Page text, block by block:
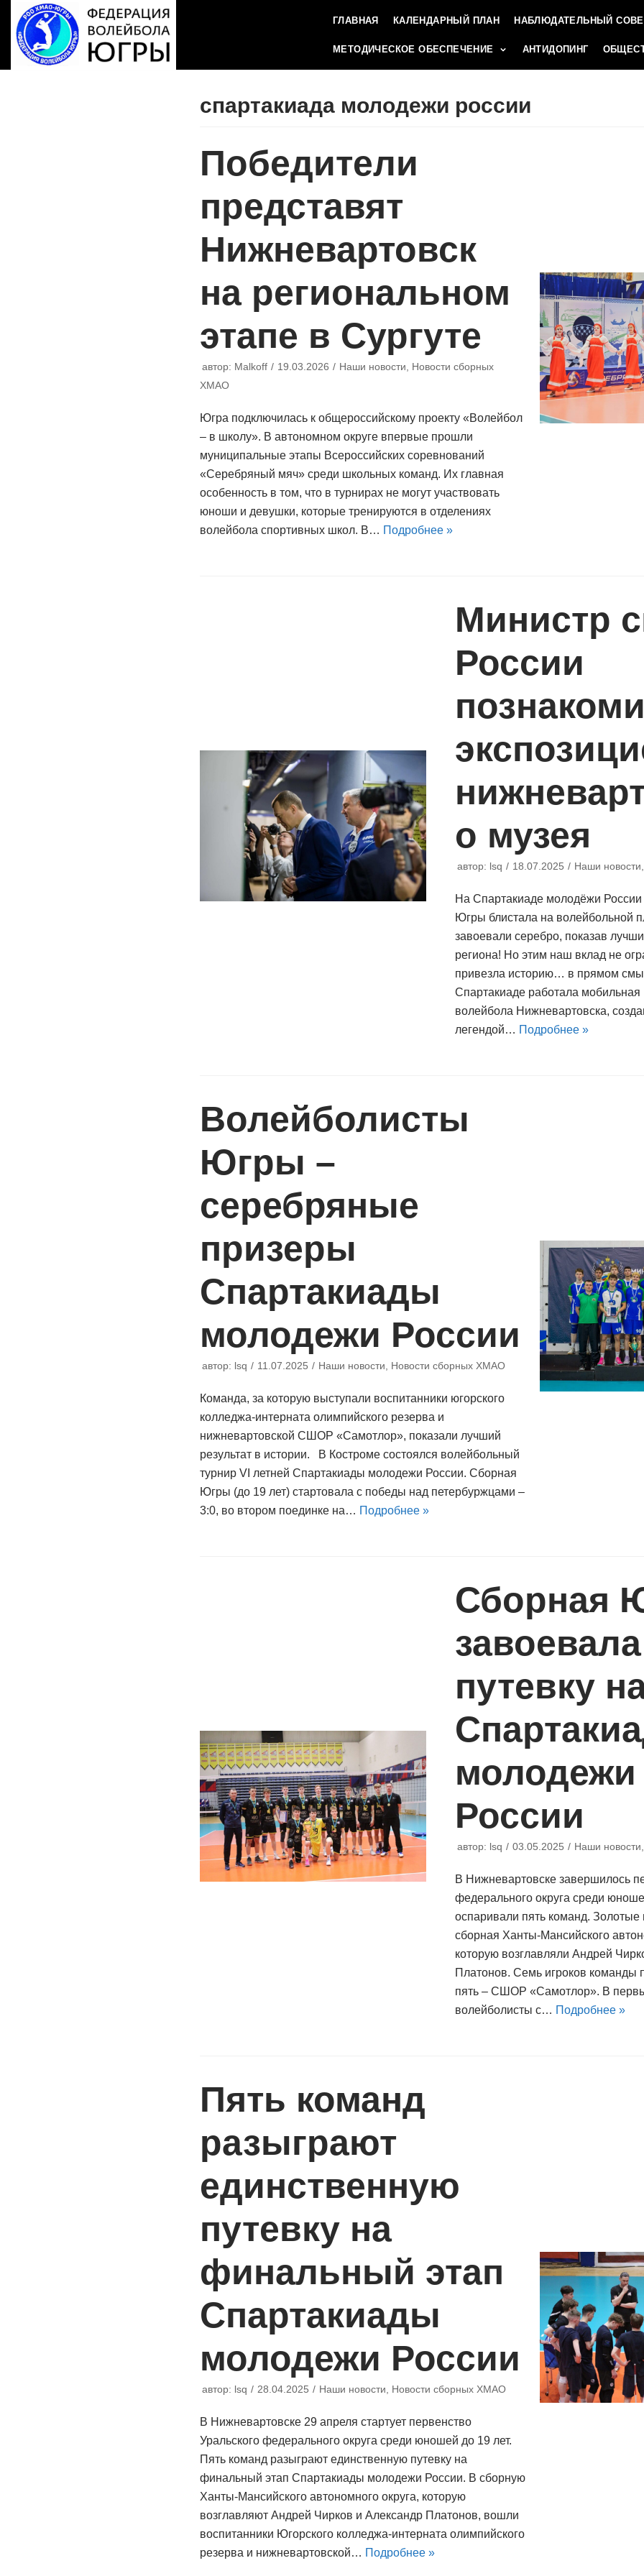
Перейти
к
содержимому
ГЛАВНАЯ КАЛЕНДАРНЫЙ ПЛАН НАБЛЮДАТЕЛЬНЫЙ
МЕТОДИЧЕСКОЕ ОБЕСПЕЧЕНИЕ АНТИДОПИНГ
спартакиада молодежи россии
Победители
представят
Нижневартовск
на региональном
этапе в Сургуте
автор: Malkoff 19.03.2026 Наши новости, Новости сборных
ХМАО
Югра подключилась к общероссийскому проекту «Волейбол
– в школу». В автономном округе впервые прошли
муниципальные этапы Всероссийских соревнований
«Серебряный мяч» среди школьных команд. Их главная
особенность в том, что в турнирах не могут участвовать
юноши и девушки, которые тренируются в отделениях
волейбола спортивных школ. В… Подробнее »
Министр
России
о музея
автор: lsq 18.07.2025 Наши новости
На Спартакиаде молодёжи
Югры блистала на
завоевали серебро, показав
региона! Но этим наш вклад не
привезла историю… в прямом
Спартакиаде работала
волейбола Нижневартовска,
легендой… Подробнее »
Волейболисты
Югры –
серебряные
призеры
Спартакиады
молодежи России
автор: lsq 11.07.2025 Наши новости, Новости сборных ХМАО
Команда, за которую выступали воспитанники югорского
колледжа-интерната олимпийского резерва и
нижневартовской СШОР «Самотлор», показали лучший
результат в истории. В Костроме состоялся волейбольный
турнир VI летней Спартакиады молодежи России. Сборная
Югры (до 19 лет) стартовала с победы над петербуржцами –
3:0, во втором поединке на… Подробнее »
Сборная
завоевала
путевку
молодежи
России
автор: lsq 03.05.2025 Наши новости
В Нижневартовске завершилось
федерального округа среди
оспаривали пять команд.
сборная Ханты-Мансийского
которую возглавляли Андрей
Платонов. Семь игроков
пять – СШОР «Самотлор». В
волейболисты с… Подробнее »
Пять команд
разыграют
единственную
путевку на
финальный этап
Спартакиады
молодежи России
автор: lsq 28.04.2025 Наши новости, Новости сборных ХМАО
В Нижневартовске 29 апреля стартует первенство
Уральского федерального округа среди юношей до 19 лет.
Пять команд разыграют единственную путевку на
финальный этап Спартакиады молодежи России. В сборную
Ханты-Мансийского автономного округа, которую
возглавляют Андрей Чирков и Александр Платонов, вошли
воспитанники Югорского колледжа-интерната олимпийского
резерва и нижневартовской… Подробнее »